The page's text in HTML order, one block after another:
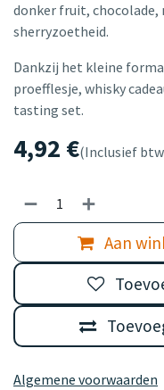
donker fruit, chocolade,
sherryzoetheid.
Dankzij het kleine
proefflesje, whisky
tasting set.
4,92 €(Inclusief
Aan
Algemene voorwaarden